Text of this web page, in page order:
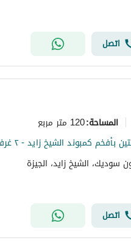
اتصل
المساحة:120 متر مربع
سوديك، الشيخ زايد، الجيزة
اتصل